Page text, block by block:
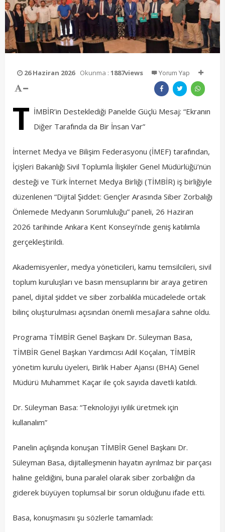
26 Haziran 2026 Okunma :1887views Yorum Yap
T İMBİR’in Desteklediği Panelde Güçlü Mesaj: “Ekranın
Diğer Tarafında da Bir İnsan Var”
İnternet Medya ve Bilişim Federasyonu (İMEF) tarafından,
İçişleri Bakanlığı Sivil Toplumla İlişkiler Genel Müdürlüğü’nün
desteği ve Türk İnternet Medya Birliği (TİMBİR) iş birliğiyle
düzenlenen “Dijital Şiddet: Gençler Arasında Siber Zorbalığı
Önlemede Medyanın Sorumluluğu” paneli, 26 Haziran
2026 tarihinde Ankara Kent Konseyi’nde geniş katılımla
gerçekleştirildi.
Akademisyenler, medya yöneticileri, kamu temsilcileri, sivil
toplum kuruluşları ve basın mensuplarını bir araya getiren
panel, dijital şiddet ve siber zorbalıkla mücadelede ortak
bilinç oluşturulması açısından önemli mesajlara sahne oldu.
Programa TİMBİR Genel Başkanı Dr. Süleyman Basa,
TİMBİR Genel Başkan Yardımcısı Adil Koçalan, TİMBİR
yönetim kurulu üyeleri, Birlik Haber Ajansı (BHA) Genel
Müdürü Muhammet Kaçar ile çok sayıda davetli katıldı.
Dr. Süleyman Basa: “Teknolojiyi iyilik üretmek için
kullanalım”
Panelin açılışında konuşan TİMBİR Genel Başkanı Dr.
Süleyman Basa, dijitalleşmenin hayatın ayrılmaz bir parçası
haline geldiğini, buna paralel olarak siber zorbalığın da
giderek büyüyen toplumsal bir sorun olduğunu ifade etti.
Basa, konuşmasını şu sözlerle tamamladı: